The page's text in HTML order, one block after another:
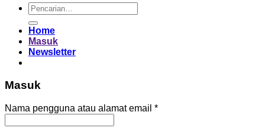
Pencarian
untuk:
Home
Masuk
Newsletter
Masuk
Nama pengguna atau alamat email *Wajib